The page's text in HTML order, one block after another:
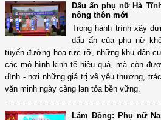
Dấu ấn phụ nữ Hà
nông thôn mới
Trong hành trình xây
dấu ấn của phụ nữ
tuyến đường hoa rực rỡ, những khu dân
các mô hình kinh tế hiệu quả, mà còn
đình - nơi những giá trị về yêu thương,
văn minh ngày càng lan tỏa bền vững.
Lâm Đồng: Phụ nữ